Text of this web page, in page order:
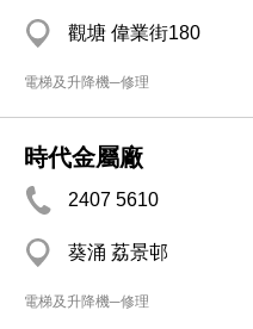
觀塘 偉業街180
電梯及升降機─修理
時代金屬廠
2407 5610
葵涌 荔景邨
電梯及升降機─修理